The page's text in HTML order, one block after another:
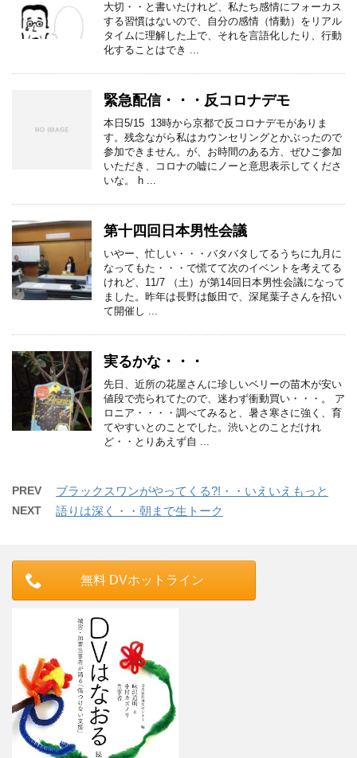
大切・・と書いたけれど、私たち感情にフォーカス
する習慣はないので、自分の感情（情動）をリアル
タイムに理解した上で、それを言語化したり、行動
化することはでき ...
緊急配信・・・反コロナデモ
本日5/15 13時から京都で反コロナデモがありま
す。残念ながら私はカウンセリングとかぶったので
参加できません。が、お時間のある方、ぜひご参加
いただき、コロナの嘘にノーと意思表示してくださ
いな。 h ...
第十四回日本男性会議
いやー、忙しい・・・バタバタしてるうちに九月に
なってもた・・・で慌てて次のイベントを考えてる
けれど、11/7 （土）が第14回日本男性会議になって
ました。昨年は長野は飯田で、深尾葉子さんを招い
て開催し ...
実るかな・・・
先日、近所の花屋さんに珍しいベリーの苗木が安い
値段で売られてたので、迷わず衝動買い・・・。 ア
ロニア・・・・調べてみると、暑さ寒さに強く、育
てやすいとのことでした。渋いとのことだけれ
ど・・とりあえず自 ...
PREV ブラックスワンがやってくる?!・・いえいえもっと
NEXT 語りは深く・・朝まで生トーク
無料 DVホットライン